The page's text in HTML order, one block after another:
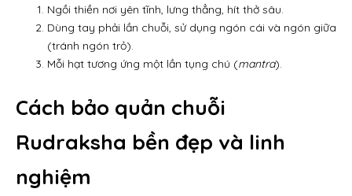
Ngồi thiền nơi yên tĩnh, lưng thẳng, hít thở sâu.
Dùng tay phải lần chuỗi, sử dụng ngón cái và ngón giữa
(tránh ngón trỏ).
Mỗi hạt tương ứng một lần tụng chú (mantra).
Cách bảo quản chuỗi
Rudraksha bền đẹp và linh
nghiệm